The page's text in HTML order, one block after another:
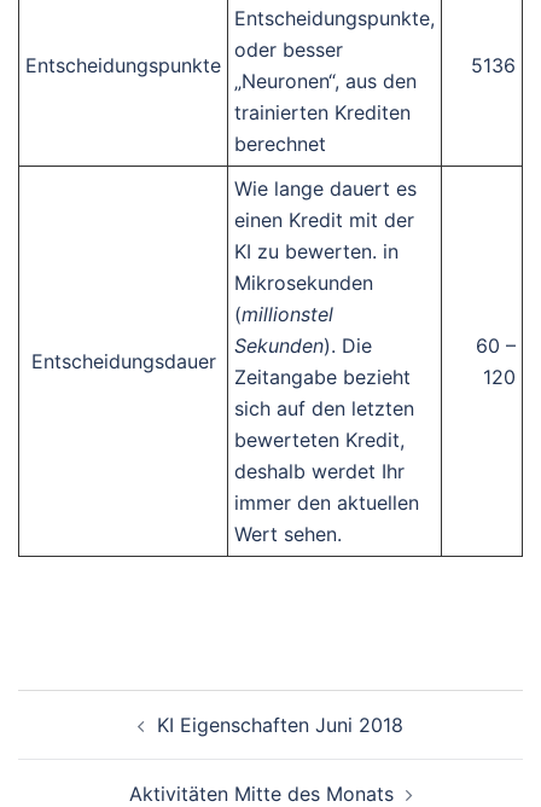
Entscheidungspunkte
Entscheidungspunkte,
oder besser
„Neuronen“, aus den
trainierten Krediten
berechnet
5136
Entscheidungsdauer
Wie lange dauert es
einen Kredit mit der
KI zu bewerten. in
Mikrosekunden
(millionstel
Sekunden). Die
Zeitangabe bezieht
sich auf den letzten
bewerteten Kredit,
deshalb werdet Ihr
immer den aktuellen
Wert sehen.
60 –
120
KI Eigenschaften Juni 2018
Aktivitäten Mitte des Monats